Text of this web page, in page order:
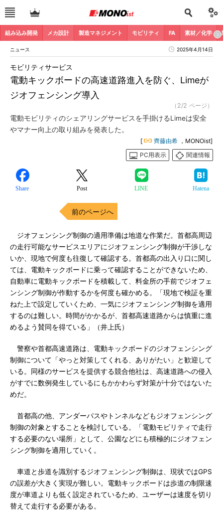
組み込み開発 メカ設計 製造マネジメント モビリティ FA 素材／化学
ニュース 2025年4月14日
電動キックボードの高速道路進入を防ぐ、Limeが
ジオフェンシング導入
モビリティサービス
（2/2 ページ）
電動モビリティのシェアリングサービスを手掛けるLimeは安全
やマナー向上の取り組みを発表した。
[ 齊藤由希 ，MONOist]
PC用表示
関連情報
Share Post LINE Hatena
前のページへ
ジオフェンシング制御の適用準備は地道な作業だ。首都高周辺
の走行可能なサービスエリアにジオフェンシング制御が干渉しな
いか、現地で何度も往復して確認する。首都高の出入り口に関し
ては、電動キックボードに乗って確認することができないため、
自動車に電動キックボードを積載して、料金所の手前でジオフェ
ンシング制御が作動するかを何度も確かめる。「現地で検証を重
ねた上で設定していくため、一気にジオフェンシング制御を適用
するのは難しい。時間がかかるが、首都高速道路からは慎重に進
めるよう賛同を得ている」（井上氏）
警察や首都高速道路は、電動キックボードのジオフェンシング
制御について「やっと対策してくれる、ありがたい」と歓迎して
いる。同様のサービスを提供する競合他社は、高速道路への侵入
がすでに数例発生しているにもかかわらず対策が十分ではないた
めだ。
首都高の他、アンダーパスやトンネルなどもジオフェンシング
制御の対象とすることを検討している。「電動モビリティで走行
する必要のない場所」として、公園などにも積極的にジオフェン
シング制御を適用していく。
車道と歩道を識別するジオフェンシング制御は、現状ではGPS
の誤差が大きく実現が難しい。電動キックボードは歩道の制限速
度が車道よりも低く設定されているため、ユーザーは速度を切り
替えて走行する必要がある。